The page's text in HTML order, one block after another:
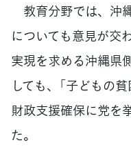
教育分野では、沖
についても意見が交
実現を求める沖縄県
しても、「子どもの
財政支援確保に党を
た。